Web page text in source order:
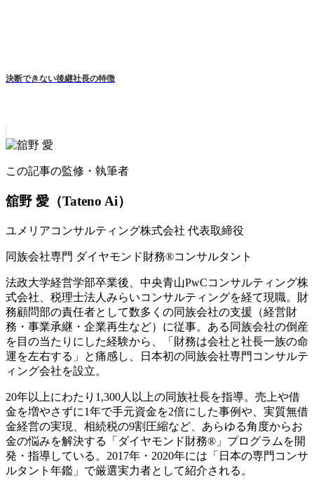
決断できない後継社長の特徴
この記事の監修・執筆者
舘野 愛 （Tateno Ai）
ユメリアコンサルティング株式会社 代表取締役
同族会社専門 ダイヤモンド財務®コンサルタント
法政大学経営学部卒業後、中央青山PwCコンサルティング株
式会社、税理士法人みらいコンサルティングを経て現職。財
務顧問部の責任者として数多くの同族会社の支援（経営財
務・事業承継・企業再生など）に従事。ある同族会社の倒産
を目の当たりにした経験から、「財務は会社と社長一族の命
運を左右する」と痛感し、日本初の同族会社専門コンサルテ
ィング会社を設立。
20年以上にわたり1,300人以上の同族社長を指導。売上や借
金を増やさずに1年で手元資金を2倍にした事例や、実質無借
金経営の実現、相続税の9割圧縮など、あらゆる角度からお
金の悩みを解決する「ダイヤモンド財務®」プログラムを開
発・指導している。2017年・2020年には「日本の専門コンサ
ルタント年鑑」で厳選実力者として紹介される。